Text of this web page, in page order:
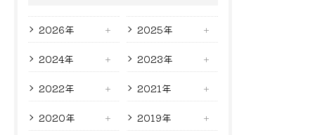
2026年 2025年
2024年 2023年
2022年 2021年
2020年 2019年